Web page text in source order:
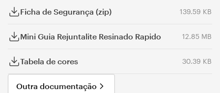
Ficha de Segurança (zip) 139.59 KB
Mini Guia Rejuntalite Resinado Rapido 12.85 MB
Tabela de cores 30.39 KB
Outra documentação